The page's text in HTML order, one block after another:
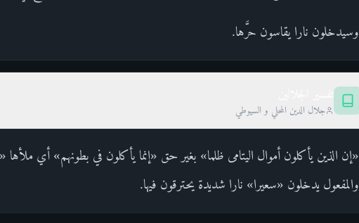
وسيدخلون نارا يقاسون حرَّها.
جلال الدين المحلي و السيوطي
«إن الذين يأكلون أموال اليتامى ظلما» بغير حق «إنما يأكلون في بطونهم» أي ملأها
والمفعول يدخلون «سعيرا» نارا شديدة يحترقون فيها.